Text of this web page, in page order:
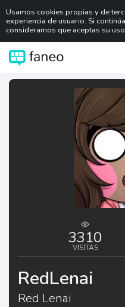
Usamos cookies propias y de
experiencia de usuario. Si
consideramos que aceptas su
3310
VISITAS
RedLenai
Red Lenai